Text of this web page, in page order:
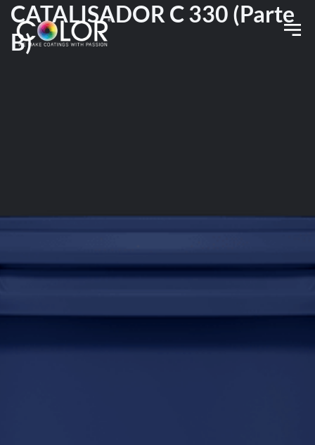
CATALISADOR C 330 (Parte
B)